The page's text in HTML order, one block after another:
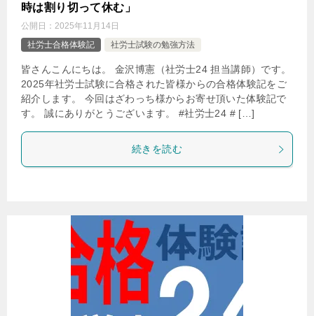
時は割り切って休む」
公開日： 2025年11月14日
社労士合格体験記
社労士試験の勉強方法
皆さんこんにちは。 金沢博憲（社労士24 担当講師）です。
2025年社労士試験に合格された皆様からの合格体験記をご
紹介します。 今回はざわっち様からお寄せ頂いた体験記で
す。 誠にありがとうございます。 #社労士24 # […]
続きを読む